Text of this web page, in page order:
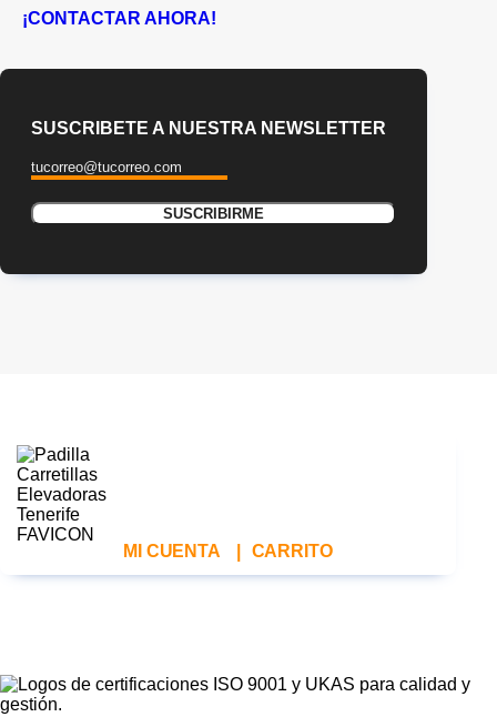
¡CONTACTAR AHORA!
SUSCRIBETE A NUESTRA NEWSLETTER
MI CUENTA CARRITO